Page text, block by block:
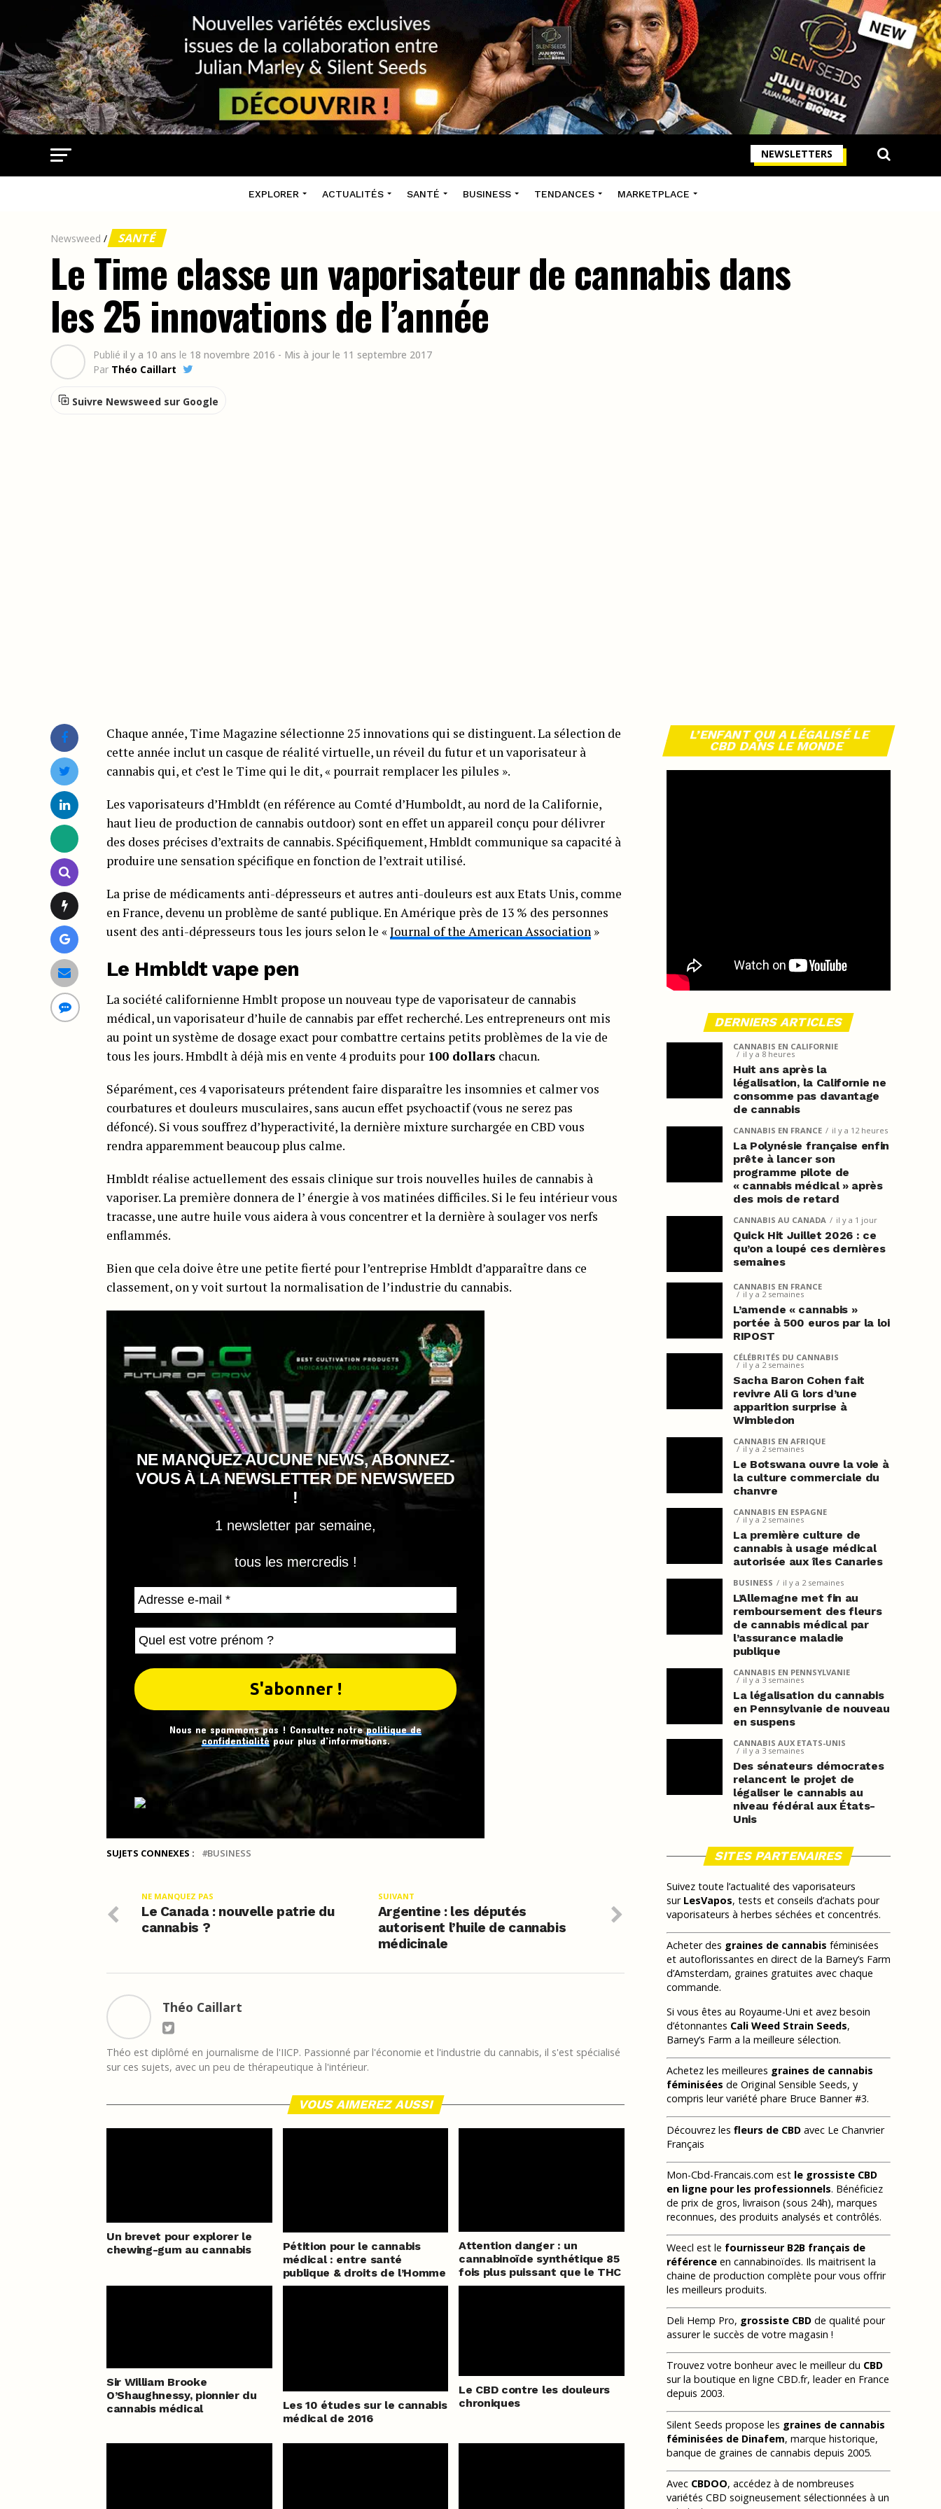
NEWSLETTERS
EXPLORER ACTUALITÉS SANTÉ BUSINESS TENDANCES MARKETPLACE
Newsweed / SANTÉ
Le Time classe un vaporisateur de cannabis dans
les 25 innovations de l’année
Publié il y a 10 ans le 18 novembre 2016 - Mis à jour le 11 septembre 2017
Par Théo Caillart
Suivre Newsweed sur Google
Chaque année, Time Magazine sélectionne 25 innovations qui se distinguent. La sélection de
cette année inclut un casque de réalité virtuelle, un réveil du futur et un vaporisateur à
cannabis qui, et c’est le Time qui le dit, « pourrait remplacer les pilules ».
Les vaporisateurs d’Hmbldt (en référence au Comté d’Humboldt, au nord de la Californie,
haut lieu de production de cannabis outdoor) sont en effet un appareil conçu pour délivrer
des doses précises d’extraits de cannabis. Spécifiquement, Hmbldt communique sa capacité à
produire une sensation spécifique en fonction de l’extrait utilisé.
La prise de médicaments anti-dépresseurs et autres anti-douleurs est aux Etats Unis, comme
en France, devenu un problème de santé publique. En Amérique près de 13 % des personnes
usent des anti-dépresseurs tous les jours selon le «Journal of the American Association »
Le Hmbldt vape pen
La société californienne Hmblt propose un nouveau type de vaporisateur de cannabis
médical, un vaporisateur d’huile de cannabis par effet recherché. Les entrepreneurs ont mis
au point un système de dosage exact pour combattre certains petits problèmes de la vie de
tous les jours. Hmbdlt à déjà mis en vente 4 produits pour 100 dollars chacun.
Séparément, ces 4 vaporisateurs prétendent faire disparaître les insomnies et calmer vos
courbatures et douleurs musculaires, sans aucun effet psychoactif (vous ne serez pas
défoncé). Si vous souffrez d’hyperactivité, la dernière mixture surchargée en CBD vous
rendra apparemment beaucoup plus calme.
Hmbldt réalise actuellement des essais clinique sur trois nouvelles huiles de cannabis à
vaporiser. La première donnera de l’ énergie à vos matinées difficiles. Si le feu intérieur vous
tracasse, une autre huile vous aidera à vous concentrer et la dernière à soulager vos nerfs
enflammés.
Bien que cela doive être une petite fierté pour l’entreprise Hmbldt d’apparaître dans ce
classement, on y voit surtout la normalisation de l’industrie du cannabis.
NE MANQUEZ AUCUNE NEWS, ABONNEZ-
VOUS À LA NEWSLETTER DE NEWSWEED
!
1 newsletter par semaine,
tous les mercredis !
Nous ne spammons pas ! Consultez notrepolitique de
confidentialitépour plus d’informations.
SUJETS CONNEXES : BUSINESS
SUIVANT
Argentine : les députés
autorisent l’huile de cannabis
médicinale
NE MANQUEZ PAS
Le Canada : nouvelle patrie du
cannabis ?
Théo Caillart
Théo est diplômé en journalisme de l'IICP. Passionné par l'économie et l'industrie du cannabis, il s'est spécialisé
sur ces sujets, avec un peu de thérapeutique à l'intérieur.
VOUS AIMEREZ AUSSI
Un brevet pour explorer le
chewing-gum au cannabis
Pétition pour le cannabis
médical : entre santé
publique & droits de l’Homme
Attention danger : un
cannabinoïde synthétique 85
fois plus puissant que le THC
Sir William Brooke
O’Shaughnessy, pionnier du
cannabis médical
Les 10 études sur le cannabis
médical de 2016
Le CBD contre les douleurs
chroniques
L’ENFANT QUI A LÉGALISÉ LE
CBD DANS LE MONDE
DERNIERS ARTICLES
CANNABIS EN CALIFORNIE
il y a 8 heures
Huit ans après la
légalisation, la Californie ne
consomme pas davantage
de cannabis
CANNABIS EN FRANCE il y a 12 heures
La Polynésie française enfin
prête à lancer son
programme pilote de
« cannabis médical » après
des mois de retard
CANNABIS AU CANADA il y a 1 jour
Quick Hit Juillet 2026 : ce
qu’on a loupé ces dernières
semaines
CANNABIS EN FRANCE
il y a 2 semaines
L’amende « cannabis »
portée à 500 euros par la loi
RIPOST
CÉLÉBRITÉS DU CANNABIS
il y a 2 semaines
Sacha Baron Cohen fait
revivre Ali G lors d’une
apparition surprise à
Wimbledon
CANNABIS EN AFRIQUE
il y a 2 semaines
Le Botswana ouvre la voie à
la culture commerciale du
chanvre
CANNABIS EN ESPAGNE
il y a 2 semaines
La première culture de
cannabis à usage médical
autorisée aux îles Canaries
BUSINESS il y a 2 semaines
L’Allemagne met fin au
remboursement des fleurs
de cannabis médical par
l’assurance maladie
publique
CANNABIS EN PENNSYLVANIE
il y a 3 semaines
La légalisation du cannabis
en Pennsylvanie de nouveau
en suspens
CANNABIS AUX ETATS-UNIS
il y a 3 semaines
Des sénateurs démocrates
relancent le projet de
légaliser le cannabis au
niveau fédéral aux États-
Unis
SITES PARTENAIRES
Suivez toute l’actualité des vaporisateurs
sur LesVapos, tests et conseils d’achats pour
vaporisateurs à herbes séchées et concentrés.
Acheter des graines de cannabis féminisées
et autoflorissantes en direct de la Barney’s Farm
d’Amsterdam, graines gratuites avec chaque
commande.
Si vous êtes au Royaume-Uni et avez besoin
d’étonnantes Cali Weed Strain Seeds,
Barney’s Farm a la meilleure sélection.
Achetez les meilleures graines de cannabis
féminisées de Original Sensible Seeds, y
compris leur variété phare Bruce Banner #3.
Découvrez les fleurs de CBD avec Le Chanvrier
Français
Mon-Cbd-Francais.com est le grossiste CBD
en ligne pour les professionnels. Bénéficiez
de prix de gros, livraison (sous 24h), marques
reconnues, des produits analysés et contrôlés.
Weecl est le fournisseur B2B français de
référence en cannabinoïdes. Ils maitrisent la
chaine de production complète pour vous offrir
les meilleurs produits.
Deli Hemp Pro, grossiste CBD de qualité pour
assurer le succès de votre magasin !
Trouvez votre bonheur avec le meilleur du CBD
sur la boutique en ligne CBD.fr, leader en France
depuis 2003.
Silent Seeds propose les graines de cannabis
féminisées de Dinafem, marque historique,
banque de graines de cannabis depuis 2005.
Avec CBDOO, accédez à de nombreuses
variétés CBD soigneusement sélectionnées à un